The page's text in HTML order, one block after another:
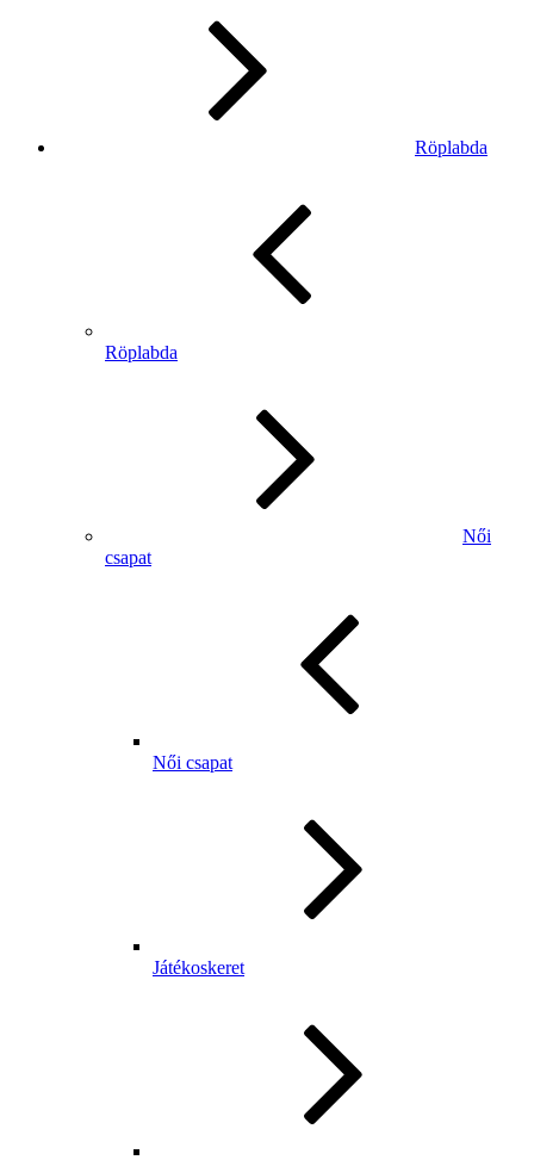
Röplabda
Röplabda
Női
csapat
Női csapat
Játékoskeret